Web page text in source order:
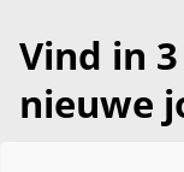
Vind in
nieuwe